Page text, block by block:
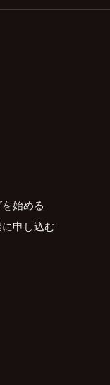
始める
申し込む